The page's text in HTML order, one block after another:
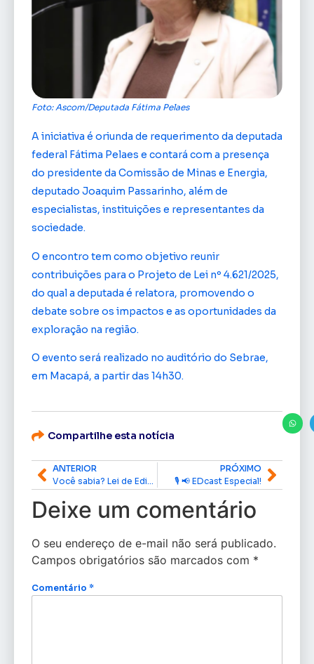
Foto: Ascom/Deputada Fátima Pelaes
A iniciativa é oriunda de requerimento da deputada
federal Fátima Pelaes e contará com a presença
do presidente da Comissão de Minas e Energia,
deputado Joaquim Passarinho, além de
especialistas, instituições e representantes da
sociedade.
O encontro tem como objetivo reunir
contribuições para o Projeto de Lei nº 4.621/2025,
do qual a deputada é relatora, promovendo o
debate sobre os impactos e as oportunidades da
exploração na região.
O evento será realizado no auditório do Sebrae,
em Macapá, a partir das 14h30.
Compartilhe esta notícia
ANTERIOR
PRÓXIMO
🎙️ 📢 EDcast Especial!
Deixe um comentário
O seu endereço de e-mail não será publicado.
Campos obrigatórios são marcados com *
Comentário *